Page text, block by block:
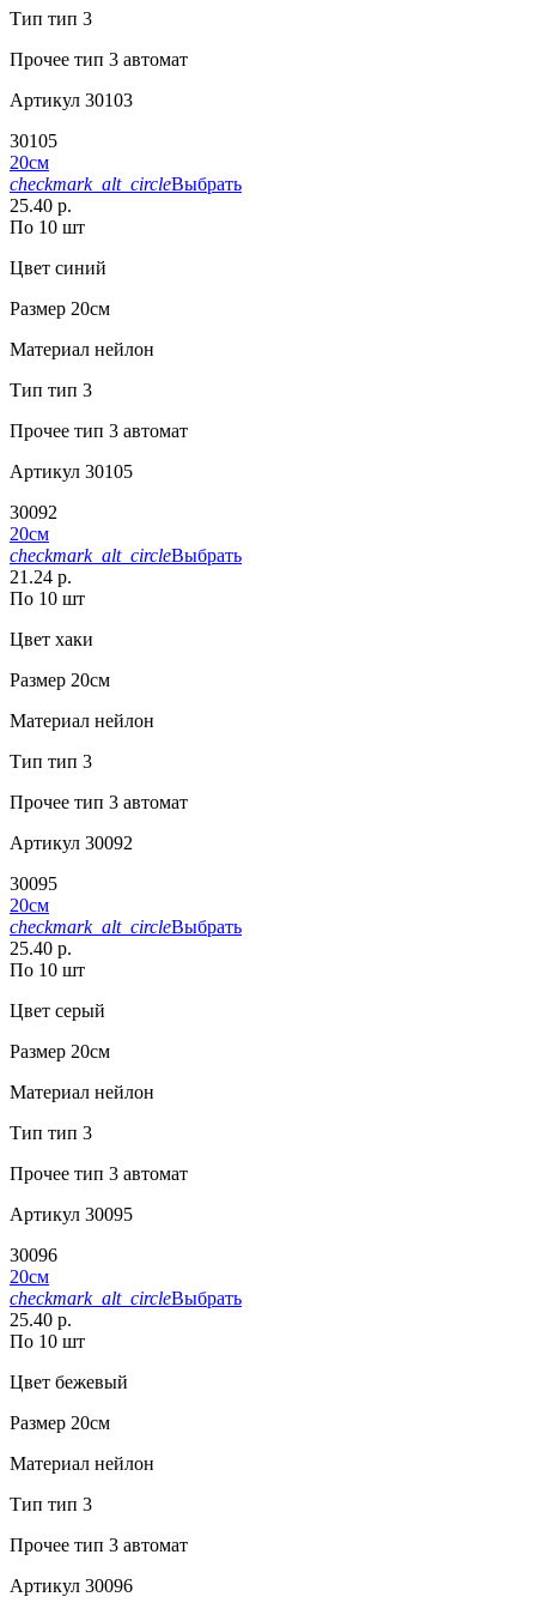
Тип тип 3
Прочее тип 3 автомат
Артикул 30103
30105
20см
checkmark_alt_circleВыбрать
25.40 р.
По 10 шт
Цвет синий
Размер 20см
Материал нейлон
Тип тип 3
Прочее тип 3 автомат
Артикул 30105
30092
20см
checkmark_alt_circleВыбрать
21.24 р.
По 10 шт
Цвет хаки
Размер 20см
Материал нейлон
Тип тип 3
Прочее тип 3 автомат
Артикул 30092
30095
20см
checkmark_alt_circleВыбрать
25.40 р.
По 10 шт
Цвет серый
Размер 20см
Материал нейлон
Тип тип 3
Прочее тип 3 автомат
Артикул 30095
30096
20см
checkmark_alt_circleВыбрать
25.40 р.
По 10 шт
Цвет бежевый
Размер 20см
Материал нейлон
Тип тип 3
Прочее тип 3 автомат
Артикул 30096